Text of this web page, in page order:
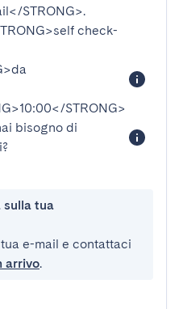
STRONG>.
check-
STRONG>
bisogno di
sulla tua
e-mail e contattaci
arrivo.